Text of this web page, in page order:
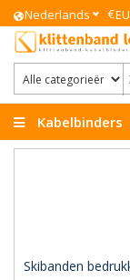
Nederlands €
Kabelbinders
Skibanden